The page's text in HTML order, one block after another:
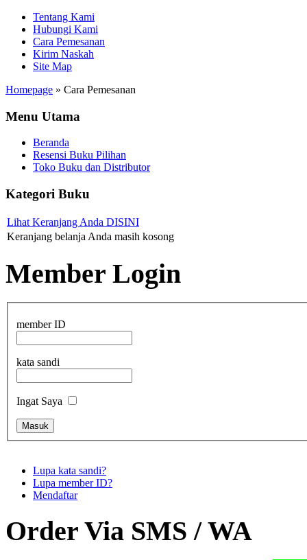
Tentang Kami
Hubungi Kami
Cara Pemesanan
Kirim Naskah
Site Map
Homepage » Cara Pemesanan
Menu Utama
Beranda
Resensi Buku Pilihan
Toko Buku dan Distributor
Kategori Buku
Lihat Keranjang Anda DISINI
Keranjang belanja Anda masih kosong
Member Login
member ID
kata sandi
Ingat Saya
Lupa kata sandi?
Lupa member ID?
Mendaftar
Order Via SMS / WA